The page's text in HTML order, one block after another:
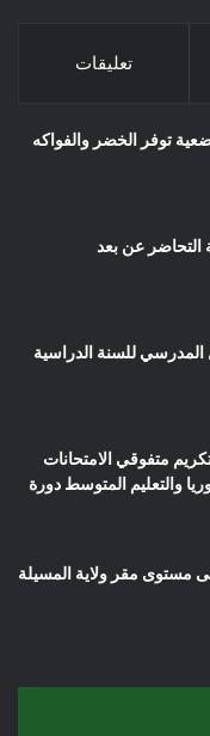
تعليقات
توفر الخضر والفواكه
التحاضر عن بعد
المدرسي للسنة الدراسية
متفوقي الامتحانات
والتعليم المتوسط دورة
مستوى مقر ولاية المسيلة